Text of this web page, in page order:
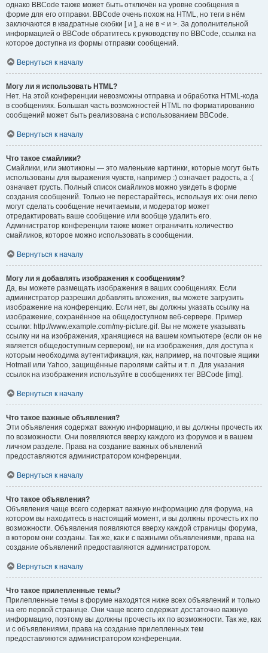
однако BBCode также может быть отключён на уровне сообщения в
форме для его отправки. BBCode очень похож на HTML, но теги в нём
заключаются в квадратные скобки [ и ], а не в < и >. За дополнительной
информацией о BBCode обратитесь к руководству по BBCode, ссылка на
которое доступна из формы отправки сообщений.
Вернуться к началу
Могу ли я использовать HTML?
Нет. На этой конференции невозможны отправка и обработка HTML-кода
в сообщениях. Большая часть возможностей HTML по форматированию
сообщений может быть реализована с использованием BBCode.
Вернуться к началу
Что такое смайлики?
Смайлики, или эмотиконы — это маленькие картинки, которые могут быть
использованы для выражения чувств, например :) означает радость, а :(
означает грусть. Полный список смайликов можно увидеть в форме
создания сообщений. Только не перестарайтесь, используя их: они легко
могут сделать сообщение нечитаемым, и модератор может
отредактировать ваше сообщение или вообще удалить его.
Администратор конференции также может ограничить количество
смайликов, которое можно использовать в сообщении.
Вернуться к началу
Могу ли я добавлять изображения к сообщениям?
Да, вы можете размещать изображения в ваших сообщениях. Если
администратор разрешил добавлять вложения, вы можете загрузить
изображение на конференцию. Если нет, вы должны указать ссылку на
изображение, сохранённое на общедоступном веб-сервере. Пример
ссылки: http://www.example.com/my-picture.gif. Вы не можете указывать
ссылку ни на изображения, хранящиеся на вашем компьютере (если он не
является общедоступным сервером), ни на изображения, для доступа к
которым необходима аутентификация, как, например, на почтовые ящики
Hotmail или Yahoo, защищённые паролями сайты и т. п. Для указания
ссылок на изображения используйте в сообщениях тег BBCode [img].
Вернуться к началу
Что такое важные объявления?
Эти объявления содержат важную информацию, и вы должны прочесть их
по возможности. Они появляются вверху каждого из форумов и в вашем
личном разделе. Права на создание важных объявлений
предоставляются администратором конференции.
Вернуться к началу
Что такое объявления?
Объявления чаще всего содержат важную информацию для форума, на
котором вы находитесь в настоящий момент, и вы должны прочесть их по
возможности. Объявления появляются вверху каждой страницы форума,
в котором они созданы. Так же, как и с важными объявлениями, права на
создание объявлений предоставляются администратором.
Вернуться к началу
Что такое прилепленные темы?
Прилепленные темы в форуме находятся ниже всех объявлений и только
на его первой странице. Они чаще всего содержат достаточно важную
информацию, поэтому вы должны прочесть их по возможности. Так же, как
и с объявлениями, права на создание прилепленных тем
предоставляются администратором конференции.